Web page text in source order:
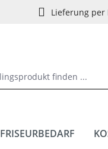
Lieferung per
FRISEURBEDARF